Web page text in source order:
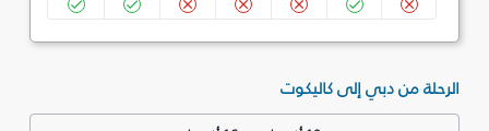
الرحلة من دبي إلى كاليكوت